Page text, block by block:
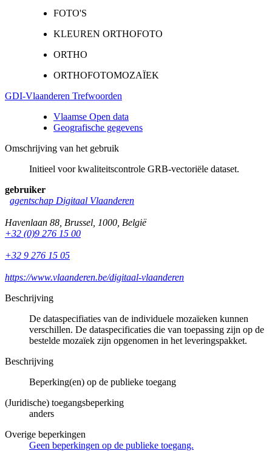
FOTO'S
KLEUREN ORTHOFOTO
ORTHO
ORTHOFOTOMOZAÏEK
GDI-Vlaanderen Trefwoorden
Vlaamse Open data
Geografische gegevens
Omschrijving van het gebruik
Initieel voor kwaliteitscontrole GRB-vectoriële dataset.
gebruiker
agentschap Digitaal Vlaanderen
Havenlaan 88 Brussel 1000 België
+32 (0)9 276 15 00
+32 9 276 15 05
https://www.vlaanderen.be/digitaal-vlaanderen
Beschrijving
De dataspecifiaties van de individuele mozaïeken kunnen
verschillen. De dataspecificaties die van toepassing zijn op de
bestelde mozaïek zijn opgenomen in het leveringspakket.
Beschrijving
Beperking(en) op de publieke toegang
(Juridische) toegangsbeperking
anders
Overige beperkingen
Geen beperkingen op de publieke toegang.